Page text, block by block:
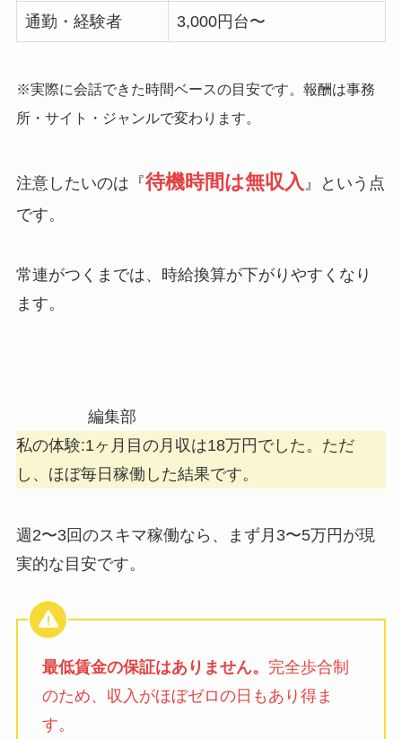
通勤・経験者 3,000円台〜
※実際に会話できた時間ベースの目安です。報酬は事務
所・サイト・ジャンルで変わります。
注意したいのは『待機時間は無収入 』という点
です。
常連がつくまでは、時給換算が下がりやすくなり
ます。
編集部
私の体験:1ヶ月目の月収は18万円でした。ただ
し、ほぼ毎日稼働した結果です。
週2〜3回のスキマ稼働なら、まず月3〜5万円が現
実的な目安です。
最低賃金の保証はありません。 完全歩合制
のため、収入がほぼゼロの日もあり得ま
す。